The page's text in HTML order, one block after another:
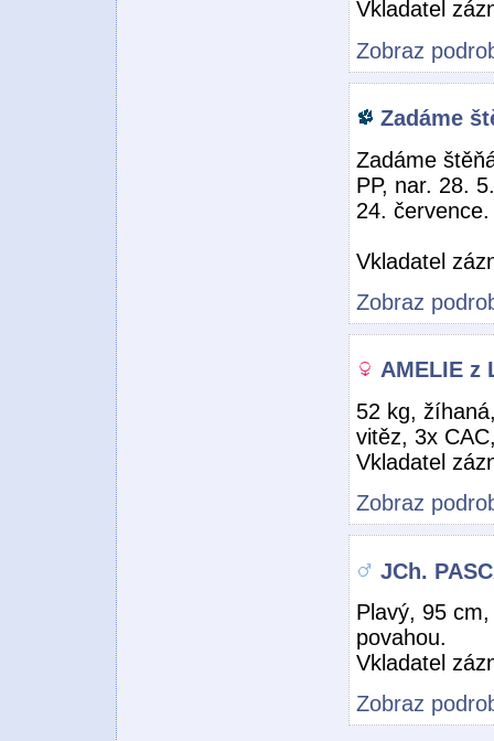
Vkladatel
Zobraz
Zadáme
Zadáme
PP, nar. 28.
24. července.
Vkladatel
Zobraz
AMELIE z
52 kg,
vitěz, 3x
Vkladatel
Zobraz
JCh.
Plavý, 95
povahou.
Vkladatel
Zobraz